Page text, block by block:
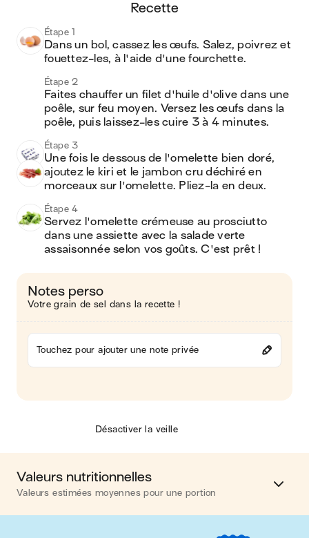
recette
Étape 1
Dans un bol, cassez les œufs. Salez, poivrez et
fouettez-les, à l'aide d'une fourchette.
Étape 2
Faites chauffer un filet d'huile d'olive dans une
poêle, sur feu moyen. Versez les œufs dans la
poêle, puis laissez-les cuire 3 à 4 minutes.
Étape 3
Une fois le dessous de l'omelette bien doré,
ajoutez le kiri et le jambon cru déchiré en
morceaux sur l'omelette. Pliez-la en deux.
Étape 4
Servez l'omelette crémeuse au prosciutto
dans une assiette avec la salade verte
assaisonnée selon vos goûts. C'est prêt !
Notes perso
Votre grain de sel dans la recette !
Touchez pour ajouter une note privée
Désactiver la veille
Valeurs nutritionnelles
Valeurs estimées moyennes pour une portion
Calories 450 kcal